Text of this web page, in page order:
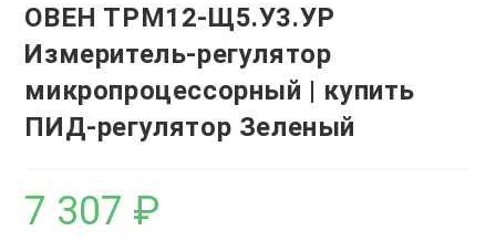
ОВЕН ТРМ12-Щ5.У3.УР
Измеритель-регулятор
микропроцессорный | купить
ПИД-регулятор Зеленый
7 307 ₽